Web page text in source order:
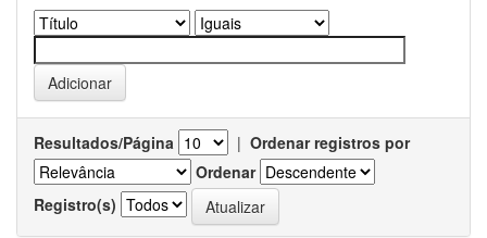
Resultados/Página | Ordenar registros por
Ordenar
Registro(s)